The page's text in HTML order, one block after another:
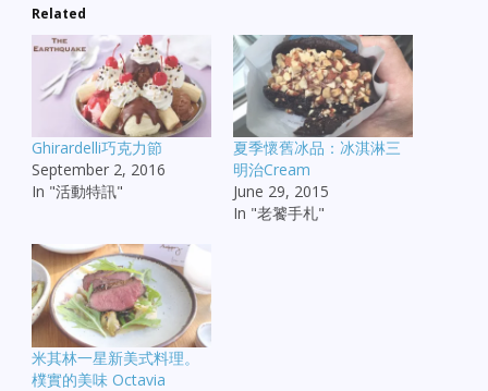
Related
Ghirardelli巧克力節
September 2, 2016
In "活動特訊"
夏季懷舊冰品：冰淇淋三
明治Cream
June 29, 2015
In "老饕手札"
米其林一星新美式料理。
樸實的美味 Octavia